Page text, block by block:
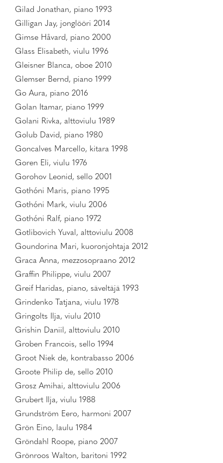
Gilad Jonathan, piano 1993
Gilligan Jay, jonglööri 2014
Gimse Håvard, piano 2000
Glass Elisabeth, viulu 1996
Gleisner Blanca, oboe 2010
Glemser Bernd, piano 1999
Go Aura, piano 2016
Golan Itamar, piano 1999
Golani Rivka, alttoviulu 1989
Golub David, piano 1980
Goncalves Marcello, kitara 1998
Goren Eli, viulu 1976
Gorohov Leonid, sello 2001
Gothóni Maris, piano 1995
Gothóni Mark, viulu 2006
Gothóni Ralf, piano 1972
Gotlibovich Yuval, alttoviulu 2008
Goundorina Mari, kuoronjohtaja 2012
Graca Anna, mezzosopraano 2012
Graffin Philippe, viulu 2007
Greif Haridas, piano, säveltäjä 1993
Grindenko Tatjana, viulu 1978
Gringolts Ilja, viulu 2010
Grishin Daniil, alttoviulu 2010
Groben Francois, sello 1994
Groot Niek de, kontrabasso 2006
Groote Philip de, sello 2010
Grosz Amihai, alttoviulu 2006
Grubert Ilja, viulu 1988
Grundström Eero, harmoni 2007
Grön Eino, laulu 1984
Gröndahl Roope, piano 2007
Grönroos Walton, baritoni 1992